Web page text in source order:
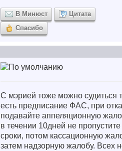
В Минюст
Цитата
Спасибо
С мэрией тоже можно судиться
есть предписание ФАС, при
подавайте аппеляционную
в течении 10дней не пропустите
сроки, потом кассационную
затем надзорную жалобу. Всех